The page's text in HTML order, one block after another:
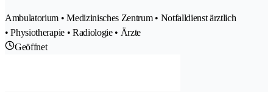
Ambulatorium • Medizinisches Zentrum • Notfalldienst ärztlich
• Physiotherapie • Radiologie • Ärzte
Geöffnet